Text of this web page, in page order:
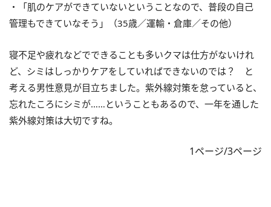
・「肌のケアができていないということなので、普段の自己
管理もできていなそう」（35歳／運輸・倉庫／その他）
寝不足や疲れなどでできることも多いクマは仕方がないけれ
ど、シミはしっかりケアをしていればできないのでは？ と
考える男性意見が目立ちました。紫外線対策を怠っていると、
忘れたころにシミが……ということもあるので、一年を通した
紫外線対策は大切ですね。
1ページ/3ページ